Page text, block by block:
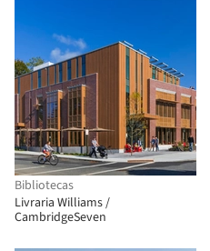
Bibliotecas
Livraria Williams /
CambridgeSeven